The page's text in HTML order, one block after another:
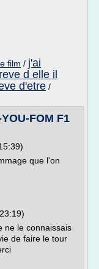
film / j'ai
d elle il
d'etre /
FOM F1
que l'on
ne le connaissais
de faire le tour